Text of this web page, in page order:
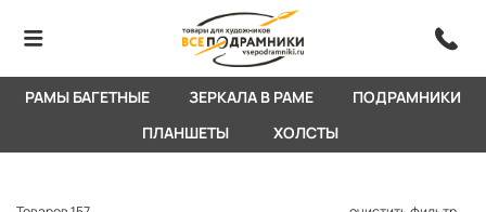
РАМЫ БАГЕТНЫЕ ЗЕРКАЛА В РАМЕ
ПОДРАМНИКИ
ПЛАНШЕТЫ
ХОЛСТЫ